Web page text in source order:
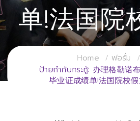
单!法国院
凭学
วิทยาลัยการจัดการอุตสาหก
Home
ฟอรั่ม
ป้ายกำกับกระทู้: 办理格勒诺
毕业证成绩单!法国院校